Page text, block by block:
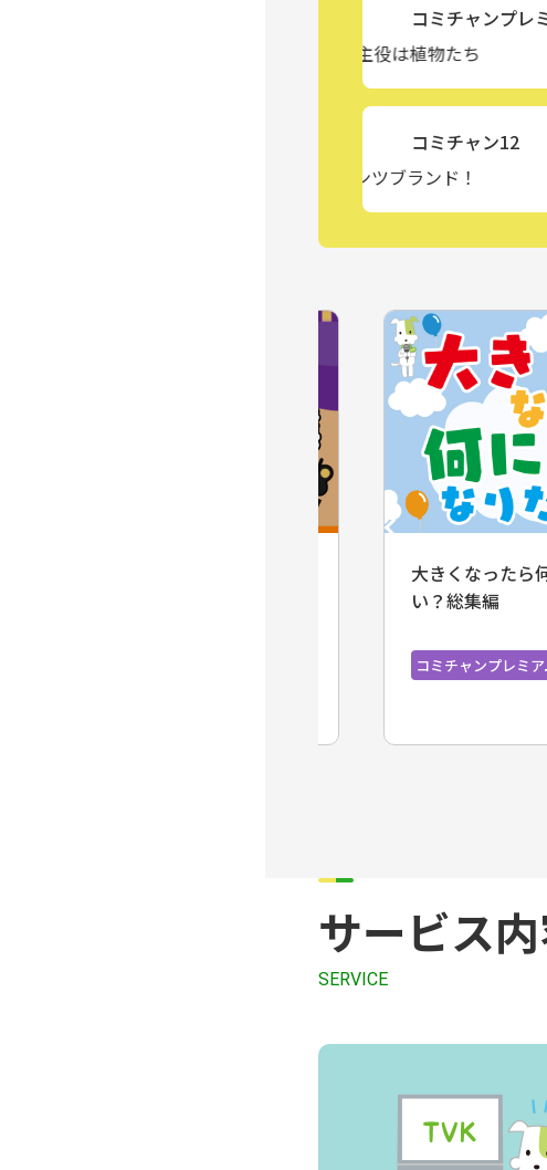
コミチャンプレ
ー直伝 すてき！の作り方 ③主役は植物たち
コミチャン12
リュー アンダモン 新感覚パンツブランド！
パンダがくれた
室を パンダバン
サービス
SERVICE